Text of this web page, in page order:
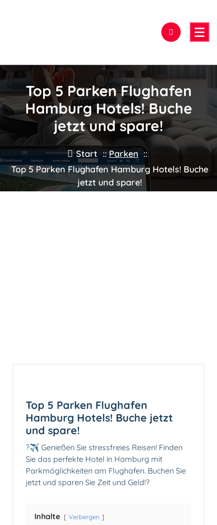
Top 5 Parken Flughafen
Hamburg Hotels! Buche
jetzt und spare!
Start ::Parken ::
Top 5 Parken Flughafen Hamburg Hotels! Buche
jetzt und spare!
Top 5 Parken Flughafen
Hamburg Hotels! Buche jetzt
und spare!
?✈️ Genießen Sie stressfreies Reisen! Finden
Sie das perfekte Hotel in Hamburg mit
Parkmöglichkeiten am Flughafen. Buchen Sie
jetzt und sparen Sie Zeit und Geld!?
Inhalte Verbergen